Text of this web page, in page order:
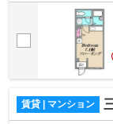
様へ提供しております
賃貸 | マンション